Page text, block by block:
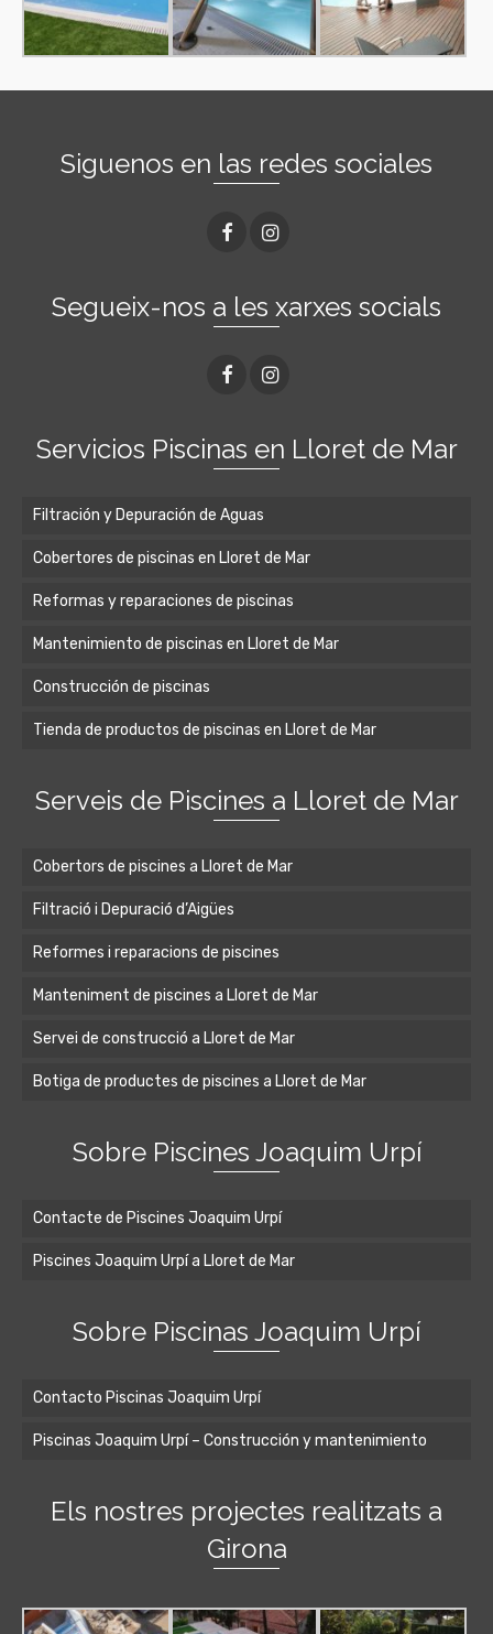
Siguenos en las redes sociales
Segueix-nos a les xarxes socials
Servicios Piscinas en Lloret de Mar
Filtración y Depuración de Aguas
Cobertores de piscinas en Lloret de Mar
Reformas y reparaciones de piscinas
Mantenimiento de piscinas en Lloret de Mar
Construcción de piscinas
Tienda de productos de piscinas en Lloret de Mar
Serveis de Piscines a Lloret de Mar
Cobertors de piscines a Lloret de Mar
Filtració i Depuració d’Aigües
Reformes i reparacions de piscines
Manteniment de piscines a Lloret de Mar
Servei de construcció a Lloret de Mar
Botiga de productes de piscines a Lloret de Mar
Sobre Piscines Joaquim Urpí
Contacte de Piscines Joaquim Urpí
Piscines Joaquim Urpí a Lloret de Mar
Sobre Piscinas Joaquim Urpí
Contacto Piscinas Joaquim Urpí
Piscinas Joaquim Urpí – Construcción y mantenimiento
Els nostres projectes realitzats a
Girona